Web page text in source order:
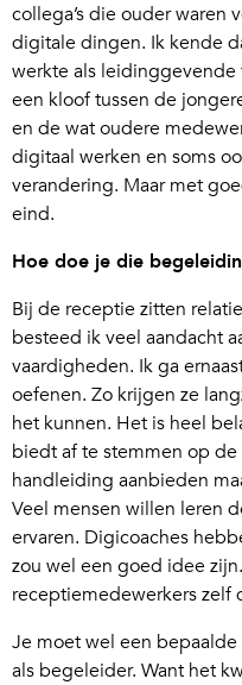
collega’s die ouder waren
digitale dingen. Ik kende
werkte als
een kloof tussen de
en de wat oudere
digitaal werken en soms
verandering. Maar met
eind.
Hoe doe je die
Bij de receptie zitten
besteed ik veel aandacht
vaardigheden. Ik ga
oefenen. Zo krijgen ze
het kunnen. Het is heel
biedt af te stemmen op
handleiding aanbieden
Veel mensen willen leren
ervaren. Digicoaches
zou wel een goed idee
receptiemedewerkers zelf
Je moet wel een
als begeleider. Want het